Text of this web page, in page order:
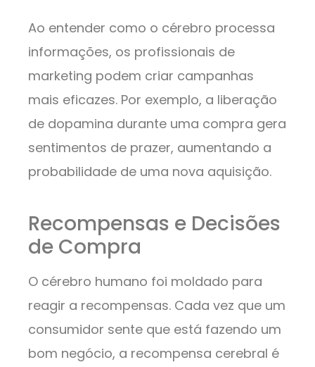
Ao entender como o cérebro processa
informações, os profissionais de
marketing podem criar campanhas
mais eficazes. Por exemplo, a liberação
de dopamina durante uma compra gera
sentimentos de prazer, aumentando a
probabilidade de uma nova aquisição.
Recompensas e Decisões
de Compra
O cérebro humano foi moldado para
reagir a recompensas. Cada vez que um
consumidor sente que está fazendo um
bom negócio, a recompensa cerebral é